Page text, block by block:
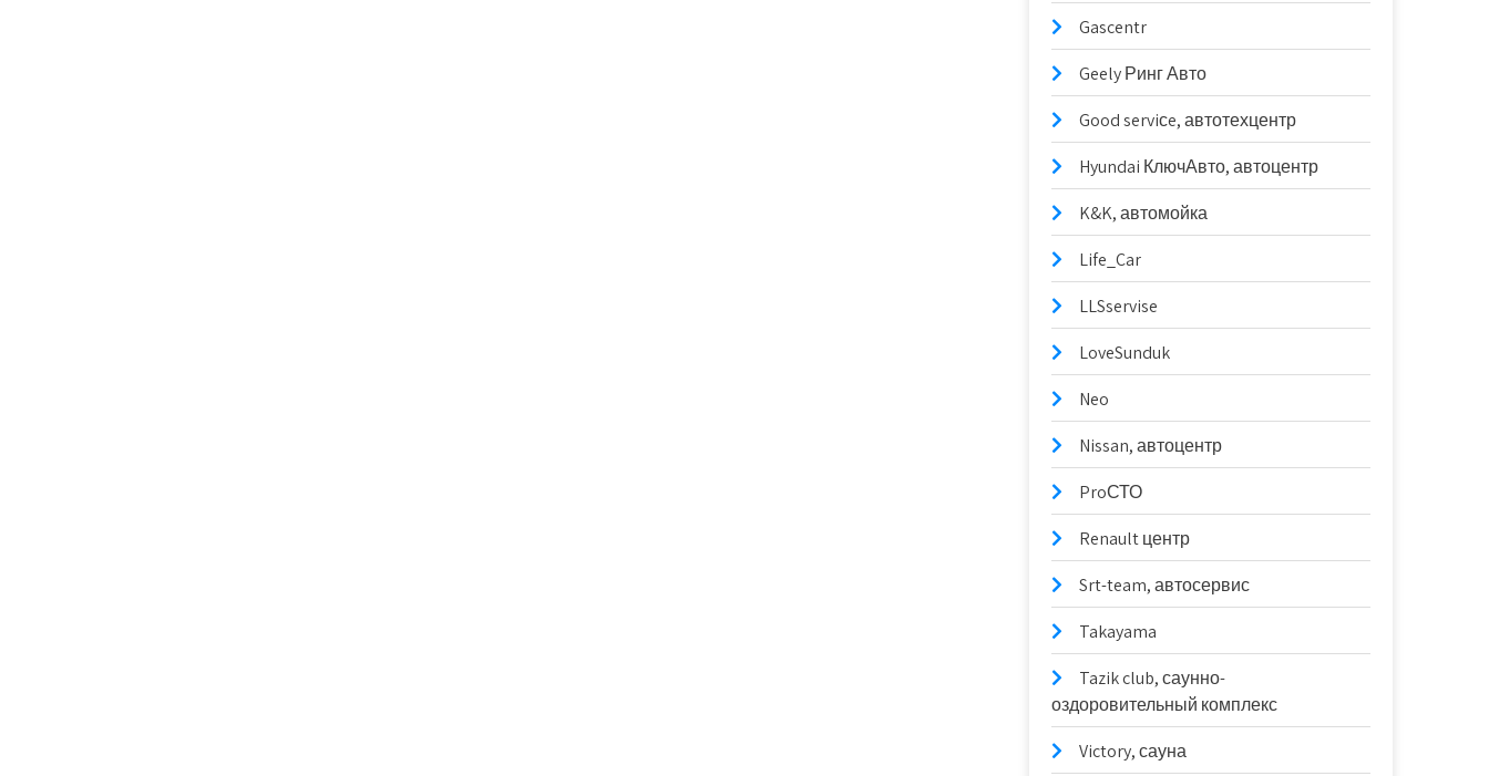
Gascentr
Geely Ринг Авто
Good serviсe, автотехцентр
Hyundai КлючАвто, автоцентр
K&K, автомойка
Life_Car
LLSservise
LoveSunduk
Neo
Nissan, автоцентр
ProСТО
Renault центр
Srt-team, автосервис
Takayama
Tazik club, саунно-
оздоровительный комплекс
Victory, сауна